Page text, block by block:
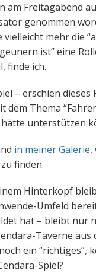
am Freitagabend
genommen
vielleicht mehr die
ist” eine
finde ich.
– erschien dieses
dem Thema
hätte unterstützen
in meiner Galerie,
zu finden.
Hinterkopf
Umfeld
hat – bleibt nur
Taverne aus
ein “richtiges”,
Spiel?